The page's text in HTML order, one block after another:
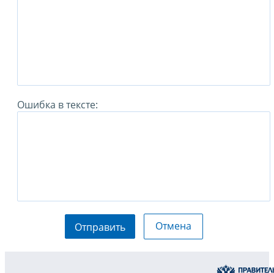
Ошибка в тексте:
Отправить Отмена